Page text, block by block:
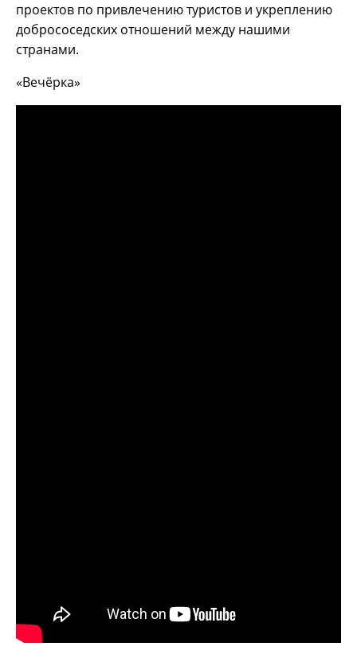
проектов по привлечению туристов и укреплению
добрососедских отношений между нашими
странами.
«Вечёрка»